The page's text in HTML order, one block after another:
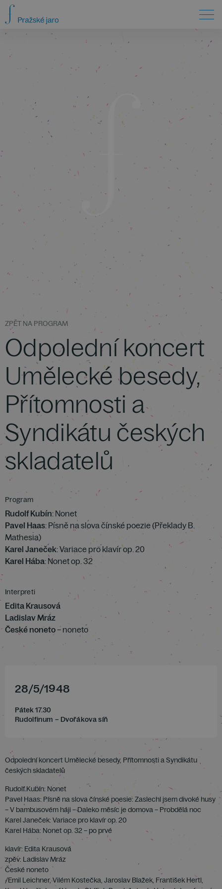
ZPĚT NA PROGRAM
Odpolední koncert
Umělecké besedy,
Přítomnosti a
Syndikátu českých
skladatelů
Program
Rudolf Kubín: Nonet
Pavel Haas: Písně na slova čínské poezie (Překlady B.
Mathesia)
Karel Janeček: Variace pro klavír op. 20
Karel Hába: Nonet op. 32
Interpreti
Edita Krausová
Ladislav Mráz
České noneto– noneto
28/5/1948
Pátek 17.30
Rudolfinum – Dvořákova síň
Odpolední koncert Umělecké besedy, Přítomnosti a Syndikátu
českých skladatelů
Rudolf Kubín: Nonet
Pavel Haas: Písně na slova čínské poesie: Zaslechl jsem divoké husy
– V bambusovém háji – Daleko měsíc je domova – Probdělá noc
Karel Janeček: Variace pro klavír op. 20
Karel Hába: Nonet op. 32 – po prvé
klavír: Edita Krausová
zpěv: Ladislav Mráz
České noneto
/Emil Leichner, Vilém Kostečka, Jaroslav Blažek, František Hertl,